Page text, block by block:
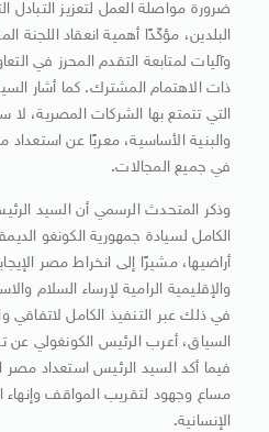
ضرورة مواصلة العمل لتعزيز التبادل
البلدين، مؤكّدًا أهمية انعقاد اللجنة
وآليات لمتابعة التقدم المحرز في
ذات الاهتمام المشترك. كما أشار
التي تتمتع بها الشركات المصرية،
والبنية الأساسية، معربًا عن
في جميع المجالات.
وذكر المتحدث الرسمي أن السيد
الكامل لسيادة جمهورية الكونغو
أراضيها، مشيرًا إلى انخراط مصر
والإقليمية الرامية لإرساء السلام
في ذلك عبر التنفيذ الكامل
السياق، أعرب الرئيس الكونغولي عن
فيما أكد السيد الرئيس استعداد مصر
مساع وجهود لتقريب المواقف وإنهاء
الإنسانية.